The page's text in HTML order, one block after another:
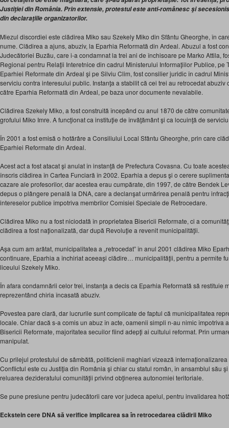
Justiţiei din România. Prin extensie, protestul este anti-românesc şi
din declaraţiile organizatorilor.
Miezul discordiei este clădirea Miko sau Szekely Miko din Sfântu Gheorghe, în
nume. Clădirea a ajuns, abuziv, la Eparhia Reformată din Ardeal. Abuzul a fost
Judecătoriei Buzău, care i-a condamnat la trei ani de închisoare pe Marko Attila,
Regional pentru Relaţii Interetnice din cadrul Ministerului Informaţiilor Publice, pe
Eparhiei Reformate din Ardeal şi pe Silviu Clim, fost consilier juridic în cadrul
serviciu contra interesului public. Instanţa a stabilit că cei trei au retrocedat
către Eparhia Reformată din Ardeal, pe baza unor documente nevalabile.
Clădirea Szekely Miko, a fost construită începând cu anul 1870 de către
grofului Miko Imre. A funcţionat ca instituţie de învăţământ şi ca locuinţă de
În 2001 a fost emisă o hotărâre a Consiliului Local Sfântu Gheorghe, prin care
Eparhiei Reformate din Ardeal.
Acest act a fost atacat şi anulat în instanţă de Prefectura Covasna. Cu toate
înscris clădirea în Cartea Funciară în 2002. Eparhia a depus şi o cerere
cazare ale profesorilor, dar acestea erau cumpărate, din 1997, de către Bendek
depus o plângere penală la DNA, care a declanşat urmărirea penală pentru
intereselor publice împotriva membrilor Comisiei Speciale de Retrocedare.
Clădirea Miko nu a fost niciodată în proprietatea Bisericii Reformate, ci a
clădirea a fost naţionalizată, dar după Revoluţie a revenit municipalităţii.
Aşa cum am arătat, municipalitatea a „retrocedat” în anul 2001 clădirea Miko
continuare, Eparhia a închiriat aceeaşi clădire… municipalităţii, pentru a permite
liceului Szekely Miko.
În afara condamnării celor trei, instanţa a decis ca Eparhia Reformată să restituie
reprezentând chiria încasată abuziv.
Povestea pare clară, dar lucrurile sunt complicate de faptul că municipalitatea
locale. Chiar dacă s-a comis un abuz în acte, oamenii simpli n-au nimic împotriva
Bisericii Reformate, majoritatea secuilor fiind adepţi ai cultului reformat. Prin
manipulat.
Cu prilejul protestului de sâmbătă, politicienii maghiari vizează
Conflictul este cu Justiţia din România şi chiar cu statul român, în ansamblul său
reluarea dezideratului comunităţii privind obţinerea autonomiei teritoriale.
Se pune presiune pentru judecătorii care vor judeca apelul, pentru invalidarea
Eckstein cere DNA să verifice implicarea sa în retrocedarea clădirii Miko